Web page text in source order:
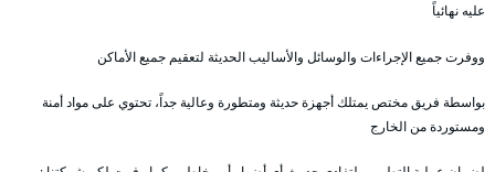
عليه نهائياً
ووفرت جميع الإجراءات والوسائل والأساليب الحديثة لتعقيم جميع الأماكن
بواسطة فريق مختص يمتلك أجهزة حديثة ومتطورة وعالية جداً، تحتوي على مواد أمنة
ومستوردة من الخارج